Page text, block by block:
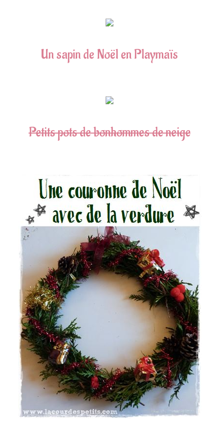
Un sapin de Noël en Playmaïs
Petits pots de bonhommes de neige